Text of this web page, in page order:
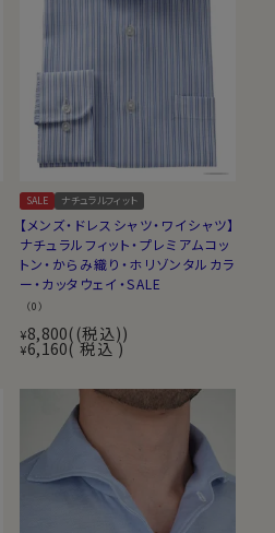
SALE ナチュラルフィット
【メンズ・ドレスシャツ・ワイシャツ】
ナチュラルフィット・プレミアムコッ
トン・からみ織り・ホリゾンタルカラ
ー・カッタウェイ・SALE
（0）
¥8,800 (税込)
¥6,160 税込